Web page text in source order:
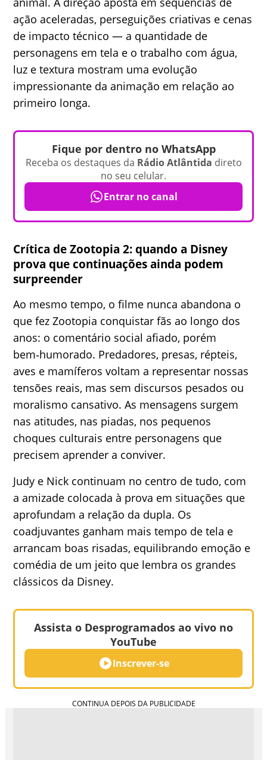
ação aceleradas, perseguições criativas e cenas
de impacto técnico — a quantidade de
personagens em tela e o trabalho com água,
luz e textura mostram uma evolução
impressionante da animação em relação ao
primeiro longa.
Fique por dentro no WhatsApp
Receba os destaques da Rádio Atlântida direto
no seu celular.
Entrar no canal
Crítica de Zootopia 2: quando a Disney
prova que continuações ainda podem
surpreender
Ao mesmo tempo, o filme nunca abandona o
que fez Zootopia conquistar fãs ao longo dos
anos: o comentário social afiado, porém
bem‑humorado. Predadores, presas, répteis,
aves e mamíferos voltam a representar nossas
tensões reais, mas sem discursos pesados ou
moralismo cansativo. As mensagens surgem
nas atitudes, nas piadas, nos pequenos
choques culturais entre personagens que
precisem aprender a conviver.
Judy e Nick continuam no centro de tudo, com
a amizade colocada à prova em situações que
aprofundam a relação da dupla. Os
coadjuvantes ganham mais tempo de tela e
arrancam boas risadas, equilibrando emoção e
comédia de um jeito que lembra os grandes
clássicos da Disney.
Assista o Desprogramados ao vivo no
YouTube
Inscrever-se